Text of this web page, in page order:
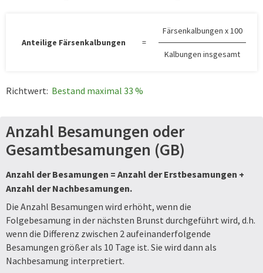
Färsenkalbungen x 100
Anteilige Färsenkalbungen
=
Kalbungen insgesamt
Richtwert: Bestand maximal 33 %
Anzahl Besamungen oder
Gesamtbesamungen (GB)
Anzahl der Besamungen = Anzahl der Erstbesamungen +
Anzahl der Nachbesamungen.
Die Anzahl Besamungen wird erhöht, wenn die
Folgebesamung in der nächsten Brunst durchgeführt wird, d.h.
wenn die Differenz zwischen 2 aufeinanderfolgende
Besamungen größer als 10 Tage ist. Sie wird dann als
Nachbesamung interpretiert.